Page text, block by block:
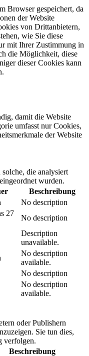
Browser gespeichert, da
der Website
von Drittanbietern,
wie Sie diese
mit Ihrer Zustimmung in
die Möglichkeit, diese
dieser Cookies kann
damit die Website
umfasst nur Cookies,
der Website
die analysiert
wurden.
Beschreibung
No description
27
No description
Description
unavailable.
No description
available.
No description
No description
available.
oder Publishern
Sie tun dies,
verfolgen.
Beschreibung